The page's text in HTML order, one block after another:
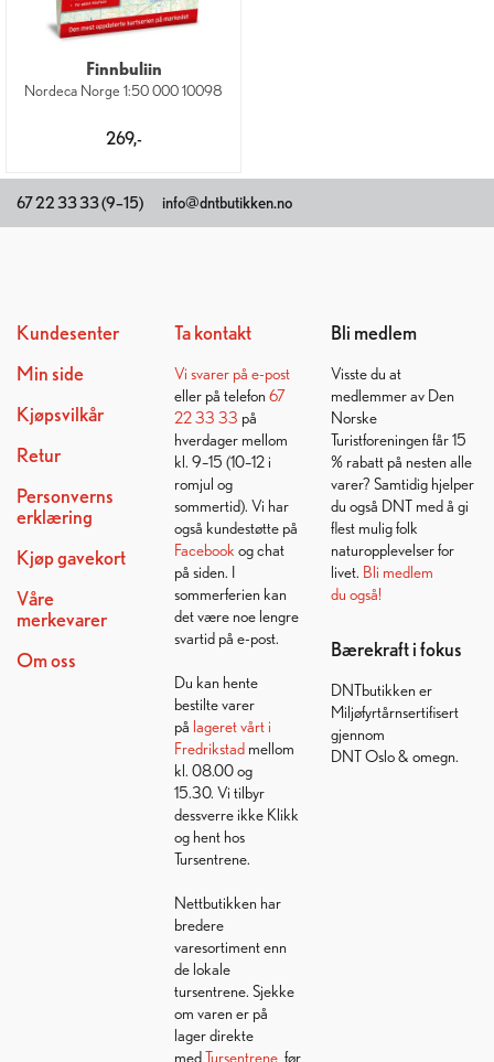
Finnbuliin
Nordeca Norge 1:50 000 10098
269,-
67 22 33 33 (9–15) info@dntbutikken.no
Kundesenter
Min side
Kjøpsvilkår
Retur
Personverns
erklæring
Kjøp gavekort
Våre
merkevarer
Om oss
Ta kontakt
Vi svarer på e-post
eller på telefon 67
22 33 33 på
hverdager mellom
kl. 9–15 (10–12 i
romjul og
sommertid). Vi har
også kundestøtte på
Facebook og chat
på siden. I
sommerferien kan
det være noe lengre
svartid på e-post.
Du kan hente
bestilte varer
på lageret vårt i
Fredrikstadmellom
kl. 08.00 og
15.30. Vi tilbyr
dessverre ikke Klikk
og hent hos
Tursentrene.
Nettbutikken har
bredere
varesortiment enn
de lokale
tursentrene. Sjekke
om varen er på
lager direkte
medTursentrene, før
Bli medlem
Visste du at
medlemmer av Den
Norske
Turistforeningen får 15
% rabatt på nesten alle
varer? Samtidig hjelper
du også DNT med å gi
flest mulig folk
naturopplevelser for
livet. Bli medlem
du også!
Bærekraft i fokus
DNTbutikken er
Miljøfyrtårnsertifisert
gjennom
DNT Oslo & omegn.